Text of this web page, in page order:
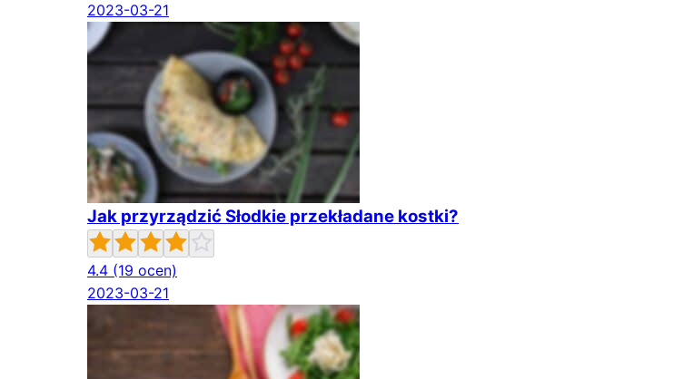
2023-03-21
Jak przyrządzić Słodkie przekładane kostki?
4.4 (19 ocen)
2023-03-21